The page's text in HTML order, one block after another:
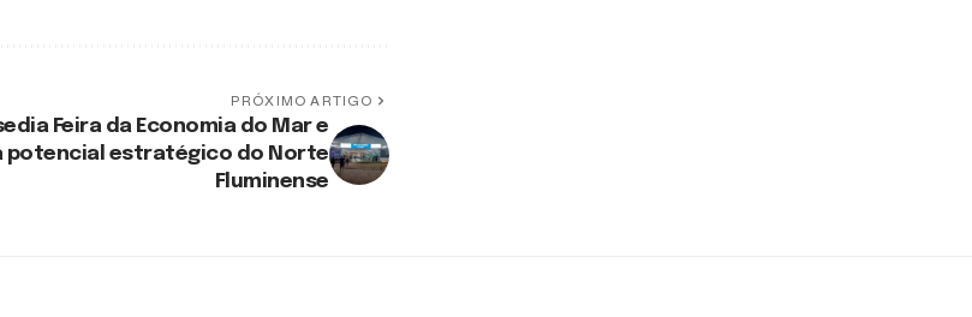
PRÓXIMO ARTIGO
Feira da Economia do Mar e
potencial estratégico do Norte
Fluminense